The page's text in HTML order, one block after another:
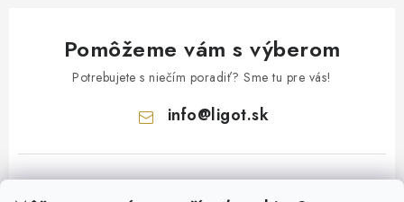
Pomôžeme vám s výberom
Potrebujete s niečím poradiť? Sme tu pre vás!
info@ligot.sk